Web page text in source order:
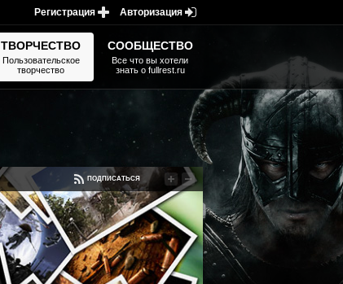
ПОДПИСАТЬСЯ
ТВОРЧЕСТВО
Пользовательское
творчество
СООБЩЕСТВО
Все что вы хотели
знать о fullrest.ru
Авторизация
Регистрация